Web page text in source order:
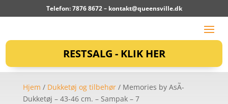
Telefon: 7876 8672 – kontakt@queensville.dk
RESTSALG - KLIK HER
Hjem / Dukketøj og tilbehør/ Memories by AsÃ­
Dukketøj – 43-46 cm. – Sampak – 7